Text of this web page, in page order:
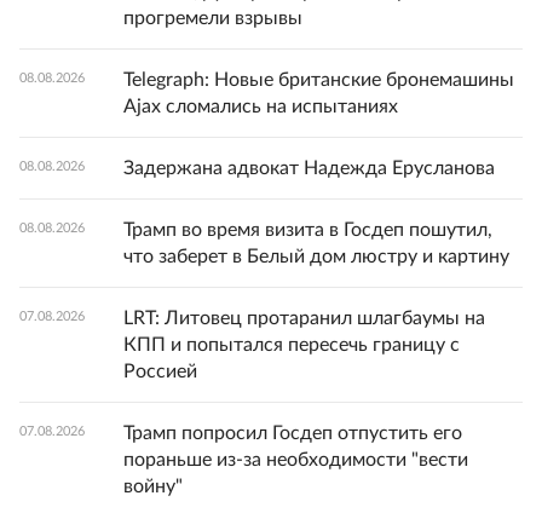
прогремели взрывы
08.08.2026
Telegraph: Новые британские бронемашины
Ajax сломались на испытаниях
08.08.2026 Задержана адвокат Надежда Ерусланова
08.08.2026
Трамп во время визита в Госдеп пошутил,
что заберет в Белый дом люстру и картину
07.08.2026
LRT: Литовец протаранил шлагбаумы на
КПП и попытался пересечь границу с
Россией
07.08.2026
Трамп попросил Госдеп отпустить его
пораньше из-за необходимости "вести
войну"